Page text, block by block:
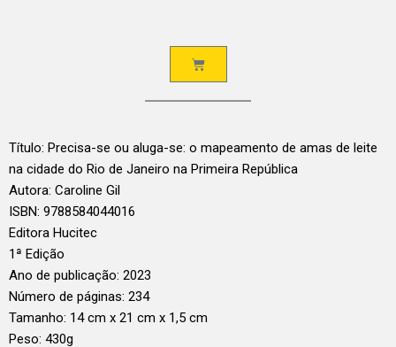
Título: Precisa-se ou aluga-se: o mapeamento de amas de leite
na cidade do Rio de Janeiro na Primeira República
Autora: Caroline Gil
ISBN: 9788584044016
Editora Hucitec
1ª Edição
Ano de publicação: 2023
Número de páginas: 234
Tamanho: 14 cm x 21 cm x 1,5 cm
Peso: 430g